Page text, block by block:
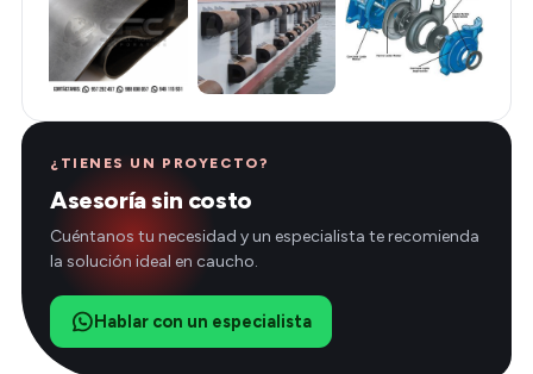
¿TIENES UN PROYECTO?
Asesoría sin costo
Cuéntanos tu necesidad y un especialista te recomienda
la solución ideal en caucho.
Hablar con un especialista